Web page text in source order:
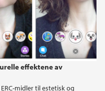
effektene av
midler til estetisk og